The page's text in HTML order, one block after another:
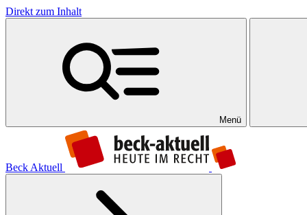
Direkt zum Inhalt
Menü
Beck Aktuell